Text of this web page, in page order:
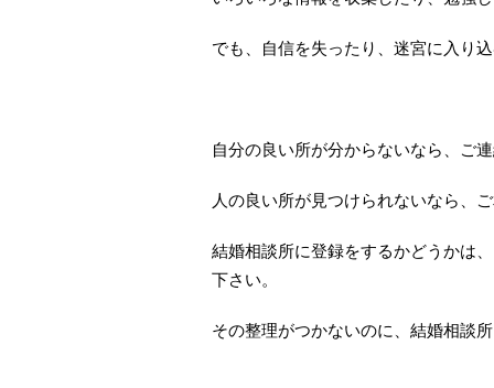
でも、自信を失ったり、迷宮に入り
自分の良い所が分からないなら、ご
人の良い所が見つけられないなら、
結婚相談所に登録をするかどうかは
下さい。
その整理がつかないのに、結婚相談